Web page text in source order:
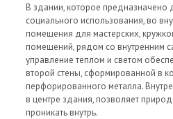
В здании, которое предназначено
социального использования, во
помещения для мастерских,
помещений, рядом со внутренним
управление теплом и светом
второй стены, сформированной в
перфорированного металла.
в центре здания, позволяет
проникать внутрь.